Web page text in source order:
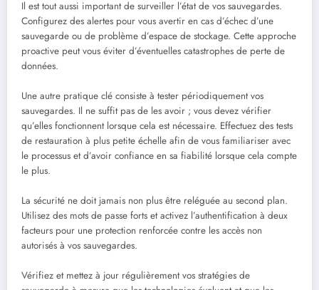
Il est tout aussi important de surveiller l’état de vos sauvegardes.
Configurez des alertes pour vous avertir en cas d’échec d’une
sauvegarde ou de problème d’espace de stockage. Cette approche
proactive peut vous éviter d’éventuelles catastrophes de perte de
données.
Une autre pratique clé consiste à tester périodiquement vos
sauvegardes. Il ne suffit pas de les avoir ; vous devez vérifier
qu’elles fonctionnent lorsque cela est nécessaire. Effectuez des tests
de restauration à plus petite échelle afin de vous familiariser avec
le processus et d’avoir confiance en sa fiabilité lorsque cela compte
le plus.
La sécurité ne doit jamais non plus être reléguée au second plan.
Utilisez des mots de passe forts et activez l’authentification à deux
facteurs pour une protection renforcée contre les accès non
autorisés à vos sauvegardes.
Vérifiez et mettez à jour régulièrement vos stratégies de